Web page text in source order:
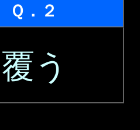
Ｑ．２
覆う